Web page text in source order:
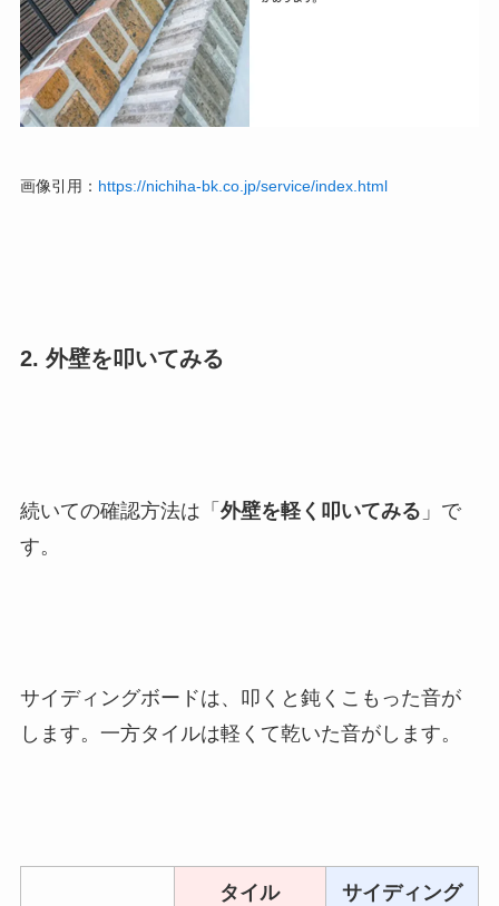
画像引用： https://nichiha-bk.co.jp/service/index.html
2. 外壁を叩いてみる
続いての確認方法は「 外壁を軽く叩いてみる 」で
す。
サイディングボードは、叩くと鈍くこもった音が
します。一方タイルは軽くて乾いた音がします。
タイル サイディング